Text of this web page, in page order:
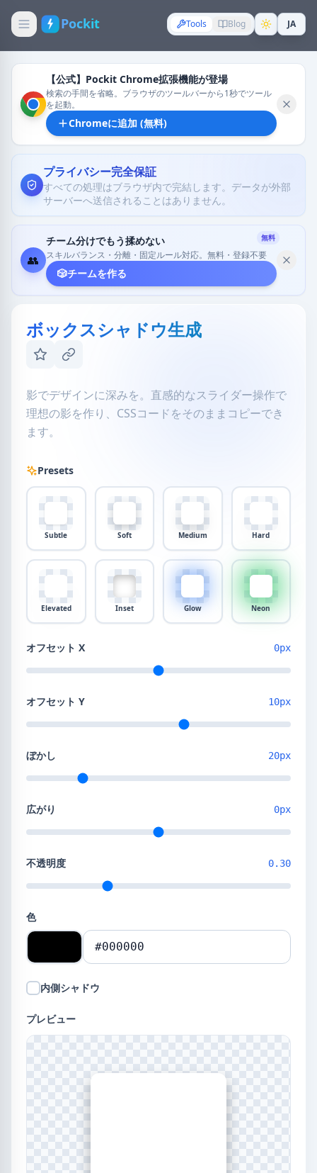
Pockit Tools Blog JA
【公式】Pockit Chrome拡張機能が登場
検索の手間を省略。ブラウザのツールバーから1秒でツール
を起動。
Chromeに追加 (無料)
プライバシー完全保証
すべての処理はブラウザ内で完結します。データが外部
サーバーへ送信されることはありません。
無料
👥
チーム分けでもう揉めない
スキルバランス・分離・固定ルール対応。無料・登録不要
🎲チームを作る
ボックスシャドウ生成
影でデザインに深みを。直感的なスライダー操作で
理想の影を作り、CSSコードをそのままコピーでき
ます。
Presets
Subtle Soft Medium Hard
Elevated Inset Glow Neon
オフセット X 0px
オフセット Y 10px
ぼかし 20px
広がり 0px
不透明度 0.30
色
内側シャドウ
プレビュー